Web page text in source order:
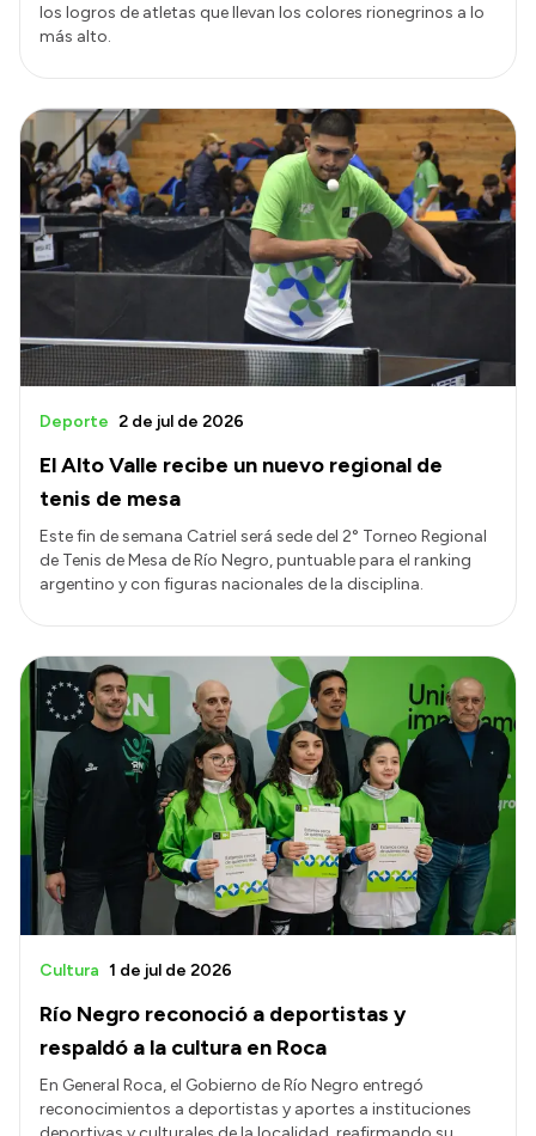
los logros de atletas que llevan los colores rionegrinos a lo
más alto.
El Alto Valle recibe un nuevo regional de
tenis de mesa
Deporte 2 de jul de 2026
Este fin de semana Catriel será sede del 2° Torneo Regional
de Tenis de Mesa de Río Negro, puntuable para el ranking
argentino y con figuras nacionales de la disciplina.
Río Negro reconoció a deportistas y
respaldó a la cultura en Roca
Cultura 1 de jul de 2026
En General Roca, el Gobierno de Río Negro entregó
reconocimientos a deportistas y aportes a instituciones